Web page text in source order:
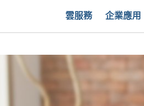
雲服務 企業應用